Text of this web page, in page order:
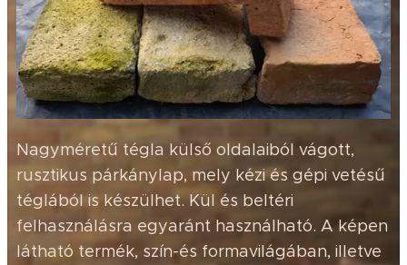
Nagyméretű tégla külső oldalaiból vágott,
rusztikus párkánylap, mely kézi és gépi vetésű
téglából is készülhet. Kül és beltéri
felhasználásra egyaránt használható. A képen
látható termék, szín-és formavilágában, illetve